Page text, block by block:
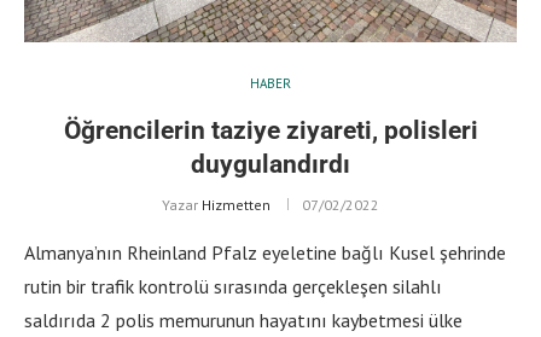
HABER
Öğrencilerin taziye ziyareti, polisleri
duygulandırdı
Yazar Hizmetten 07/02/2022
Almanya’nın Rheinland Pfalz eyeletine bağlı Kusel şehrinde
rutin bir trafik kontrolü sırasında gerçekleşen silahlı
saldırıda 2 polis memurunun hayatını kaybetmesi ülke